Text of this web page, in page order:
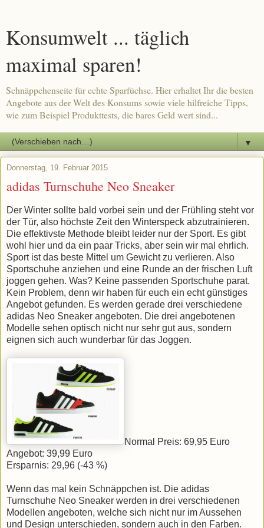
Konsumwelt ... täglich
maximal sparen!
Schnäppchenseite für echte Sparfüchse. Hier erhaltet Ihr die besten
Angebote aus der Welt des Konsums sowie viele hilfreiche Tipps,
wie zum Beispiel Produkttests, die bares Geld wert sind...
▼
Donnerstag, 19. Februar 2015
adidas Turnschuhe Neo Sneaker
Der Winter sollte bald vorbei sein und der Frühling steht vor
der Tür, also höchste Zeit den Winterspeck abzutrainieren.
Die effektivste Methode bleibt leider nur der Sport. Es gibt
wohl hier und da ein paar Tricks, aber sein wir mal ehrlich.
Sport ist das beste Mittel um Gewicht zu verlieren. Also
Sportschuhe anziehen und eine Runde an der frischen Luft
joggen gehen. Was? Keine passenden Sportschuhe parat.
Kein Problem, denn wir haben für euch ein echt günstiges
Angebot gefunden. Es werden gerade drei verschiedene
adidas Neo Sneaker angeboten. Die drei angebotenen
Modelle sehen optisch nicht nur sehr gut aus, sondern
eignen sich auch wunderbar für das Joggen.
Normal Preis: 69,95 Euro
Angebot: 39,99 Euro
Ersparnis: 29,96 (-43 %)
Wenn das mal kein Schnäppchen ist. Die adidas
Turnschuhe Neo Sneaker werden in drei verschiedenen
Modellen angeboten, welche sich nicht nur im Aussehen
und Design unterschieden, sondern auch in den Farben.